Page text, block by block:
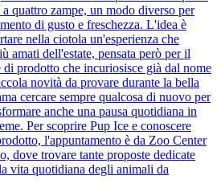
quattro zampe, un modo diverso per
di gusto e freschezza. L'idea è
nella ciotola un'esperienza che
amati dell'estate, pensata però per il
prodotto che incuriosisce già dal nome
novità da provare durante la bella
cercare sempre qualcosa di nuovo per
anche una pausa quotidiana in
Per scoprire Pup Ice e conoscere
l'appuntamento è da Zoo Center
dove trovare tante proposte dedicate
vita quotidiana degli animali da